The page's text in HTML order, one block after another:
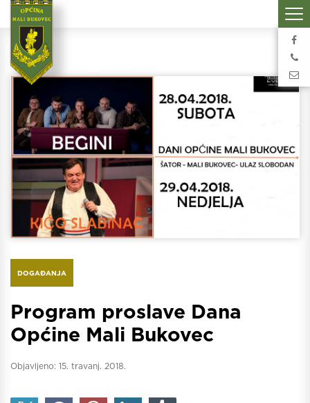
DOGAĐANJA
Program proslave Dana
Općine Mali Bukovec
Objavljeno: 15. travanj. 2018.